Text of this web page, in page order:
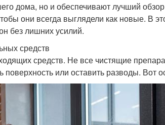
дома, но и обеспечивают лучший
они всегда выглядели как новые. В
без лишних усилий.
средств
средств. Не все чистящие
поверхность или оставить разводы. Вот